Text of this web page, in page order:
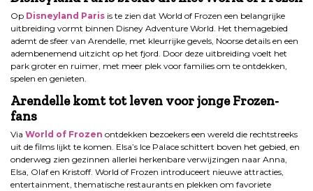
Op Disneyland Paris is te zien dat World of Frozen een belangrijke
uitbreiding vormt binnen Disney Adventure World. Het themagebied
ademt de sfeer van Arendelle, met kleurrijke gevels, Noorse details en een
adembenemend uitzicht op het fjord. Door deze uitbreiding voelt het
park groter en ruimer, met meer plek voor families om te ontdekken,
spelen en genieten.
Arendelle komt tot leven voor jonge Frozen-
fans
Via World of Frozen ontdekken bezoekers een wereld die rechtstreeks
uit de films lijkt te komen. Elsa’s Ice Palace schittert boven het gebied, en
onderweg zien gezinnen allerlei herkenbare verwijzingen naar Anna,
Elsa, Olaf en Kristoff. World of Frozen introduceert nieuwe attracties,
entertainment, thematische restaurants en plekken om favoriete